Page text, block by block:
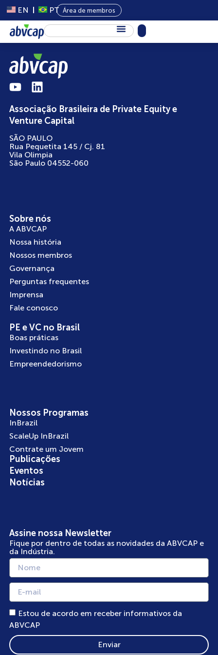
EN PT Área de membros
Sobre Nós
Capital Privado
Programas
Conteúdo
Eventos
Notícias
Associação Brasileira de Private Equity e
Venture Capital
SÃO PAULO
Rua Pequetita 145 / Cj. 81
Vila Olimpia
São Paulo 04552-060
Sobre nós
A ABVCAP
Nossa história
Nossos membros
Governança
Perguntas frequentes
Imprensa
Fale conosco
PE e VC no Brasil
Boas práticas
Investindo no Brasil
Empreendedorismo
Nossos Programas
InBrazil
ScaleUp InBrazil
Contrate um Jovem
Publicações
Eventos
Notícias
Assine nossa Newsletter
Fique por dentro de todas as novidades da ABVCAP e
da Indústria.
Estou de acordo em receber informativos da
ABVCAP
Enviar